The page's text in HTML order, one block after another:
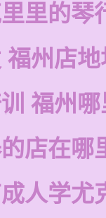
里的琴
福州店
福州
店在哪
人学尤